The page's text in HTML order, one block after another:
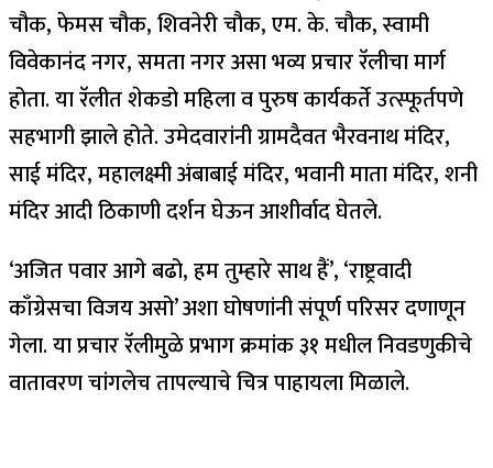
चौक, फेमस चौक, शिवनेरी चौक, एम. के. चौक, स्वामी
विवेकानंद नगर, समता नगर असा भव्य प्रचार रॅलीचा मार्ग
होता. या रॅलीत शेकडो महिला व पुरुष कार्यकर्ते उत्स्फूर्तपणे
सहभागी झाले होते. उमेदवारांनी ग्रामदैवत भैरवनाथ मंदिर,
साई मंदिर, महालक्ष्मी अंबाबाई मंदिर, भवानी माता मंदिर, शनी
मंदिर आदी ठिकाणी दर्शन घेऊन आशीर्वाद घेतले.
‘अजित पवार आगे बढो, हम तुम्हारे साथ हैं’, ‘राष्ट्रवादी
काँग्रेसचा विजय असो’ अशा घोषणांनी संपूर्ण परिसर दणाणून
गेला. या प्रचार रॅलीमुळे प्रभाग क्रमांक ३१ मधील निवडणुकीचे
वातावरण चांगलेच तापल्याचे चित्र पाहायला मिळाले.